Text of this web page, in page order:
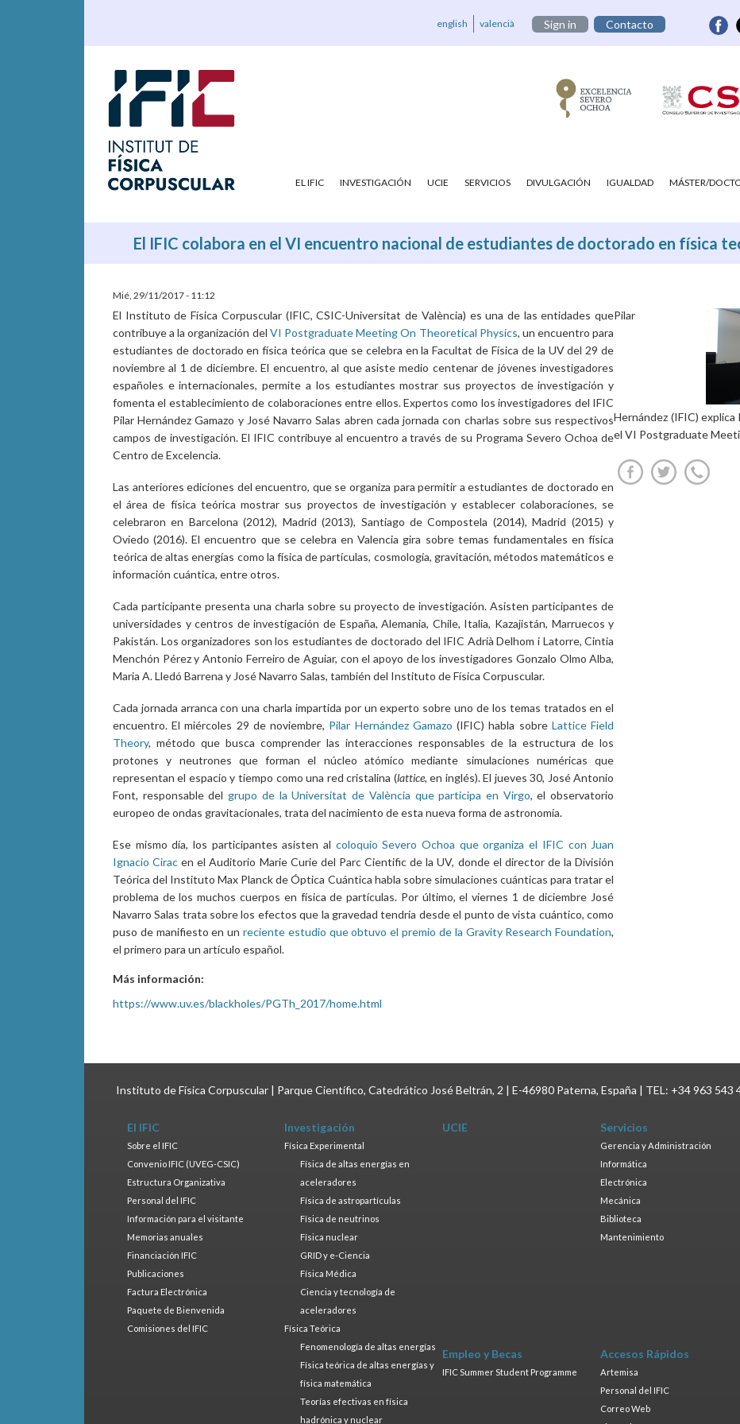
english valencià Sign in Contacto
EL IFIC INVESTIGACIÓN UCIE SERVICIOS DIVULGACIÓN IGUALDAD MÁSTER/
El IFIC colabora en el VI encuentro nacional de estudiantes de doctorado en física
Mié, 29/11/2017 - 11:12
El Instituto de Física Corpuscular (IFIC, CSIC-Universitat de València) es una de las entidades que
contribuye a la organización del VI Postgraduate Meeting On Theoretical Physics, un encuentro para
estudiantes de doctorado en física teórica que se celebra en la Facultat de Física de la UV del 29 de
noviembre al 1 de diciembre. El encuentro, al que asiste medio centenar de jóvenes investigadores
españoles e internacionales, permite a los estudiantes mostrar sus proyectos de investigación y
fomenta el establecimiento de colaboraciones entre ellos. Expertos como los investigadores del IFIC
Pilar Hernández Gamazo y José Navarro Salas abren cada jornada con charlas sobre sus respectivos
campos de investigación. El IFIC contribuye al encuentro a través de su Programa Severo Ochoa de
Centro de Excelencia.
Las anteriores ediciones del encuentro, que se organiza para permitir a estudiantes de doctorado en
el área de física teórica mostrar sus proyectos de investigación y establecer colaboraciones, se
celebraron en Barcelona (2012), Madrid (2013), Santiago de Compostela (2014), Madrid (2015) y
Oviedo (2016). El encuentro que se celebra en Valencia gira sobre temas fundamentales en física
teórica de altas energías como la física de partículas, cosmología, gravitación, métodos matemáticos e
información cuántica, entre otros.
Cada participante presenta una charla sobre su proyecto de investigación. Asisten participantes de
universidades y centros de investigación de España, Alemania, Chile, Italia, Kazajistán, Marruecos y
Pakistán. Los organizadores son los estudiantes de doctorado del IFIC Adrià Delhom i Latorre, Cintia
Menchón Pérez y Antonio Ferreiro de Aguiar, con el apoyo de los investigadores Gonzalo Olmo Alba,
Maria A. Lledó Barrena y José Navarro Salas, también del Instituto de Física Corpuscular.
Cada jornada arranca con una charla impartida por un experto sobre uno de los temas tratados en el
encuentro. El miércoles 29 de noviembre, Pilar Hernández Gamazo (IFIC) habla sobre Lattice Field
Theory, método que busca comprender las interacciones responsables de la estructura de los
protones y neutrones que forman el núcleo atómico mediante simulaciones numéricas que
representan el espacio y tiempo como una red cristalina (lattice, en inglés). El jueves 30, José Antonio
Font, responsable delgrupo de la Universitat de València que participa en Virgo, el observatorio
europeo de ondas gravitacionales, trata del nacimiento de esta nueva forma de astronomía.
Ese mismo día, los participantes asisten al coloquio Severo Ochoa que organiza el IFIC con Juan
Ignacio Cirac en el Auditorio Marie Curie del Parc Cientific de la UV, donde el director de la División
Teórica del Instituto Max Planck de Óptica Cuántica habla sobre simulaciones cuánticas para tratar el
problema de los muchos cuerpos en física de partículas. Por último, el viernes 1 de diciembre José
Navarro Salas trata sobre los efectos que la gravedad tendría desde el punto de vista cuántico, como
puso de manifiesto en unreciente estudio que obtuvo el premio de la Gravity Research Foundation,
el primero para un artículo español.
Más información:
https://www.uv.es/blackholes/PGTh_2017/home.html
Pilar
Hernández (IFIC)
el VI Postgraduate
Instituto de Física Corpuscular | Parque Científico, Catedrático José Beltrán, 2 | E-46980 Paterna, España | TEL: +34 963 543
El IFIC
Sobre el IFIC
Convenio IFIC (UVEG-CSIC)
Estructura Organizativa
Personal del IFIC
Información para el visitante
Memorias anuales
Financiación IFIC
Publicaciones
Factura Electrónica
Paquete de Bienvenida
Comisiones del IFIC
Investigación
Física Experimental
Física de altas energías en
aceleradores
Física de astropartículas
Física de neutrinos
Física nuclear
GRID y e-Ciencia
Física Médica
Ciencia y tecnología de
aceleradores
Física Teórica
Fenomenología de altas energías
Física teórica de altas energías y
física matemática
Teorías efectivas en física
hadrónica y nuclear
UCIE Servicios
Gerencia y Administración
Informática
Electrónica
Mecánica
Biblioteca
Mantenimiento
Empleo y Becas
IFIC Summer Student Programme
Accesos Rápidos
Artemisa
Personal del IFIC
Correo Web